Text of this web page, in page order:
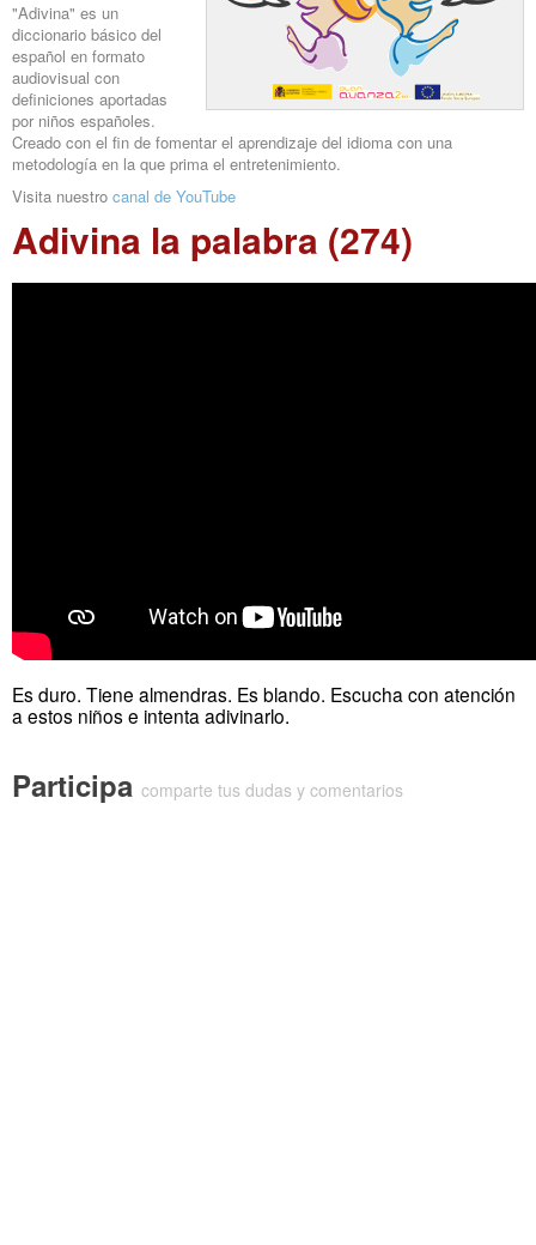
"Adivina" es un
diccionario básico del
español en formato
audiovisual con
definiciones aportadas
por niños españoles.
Creado con el fin de fomentar el aprendizaje del idioma con una
metodología en la que prima el entretenimiento.
Visita nuestro canal de YouTube
Adivina la palabra (274)
Es duro. Tiene almendras. Es blando. Escucha con atención
a estos niños e intenta adivinarlo.
Participa comparte tus dudas y comentarios